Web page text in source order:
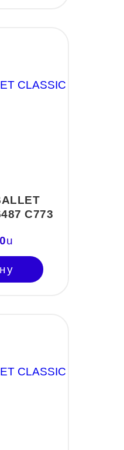
С773
u